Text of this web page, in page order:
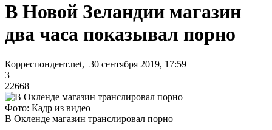
В Новой Зеландии магазин
два часа показывал порно
Корреспондент.net, 30 сентября 2019, 17:59
3
22668
Фото: Кадр из видео
В Окленде магазин транслировал порно